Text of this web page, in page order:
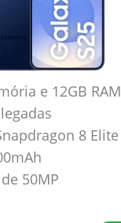
e 12GB RAM
8 Elite
50MP